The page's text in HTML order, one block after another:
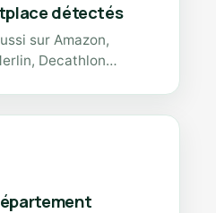
détectés
sur Amazon,
Decathlon…